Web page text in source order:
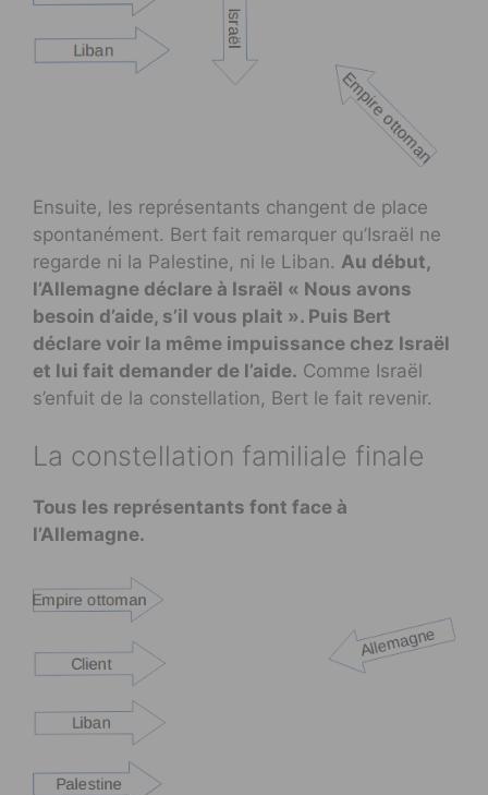
Ensuite, les représentants changent de place
spontanément. Bert fait remarquer qu’Israël ne
regarde ni la Palestine, ni le Liban. Au début,
l’Allemagne déclare à Israël « Nous avons
besoin d’aide, s’il vous plait ». Puis Bert
déclare voir la même impuissance chez Israël
et lui fait demander de l’aide. Comme Israël
s’enfuit de la constellation, Bert le fait revenir.
La constellation familiale finale
Tous les représentants font face à
l’Allemagne.